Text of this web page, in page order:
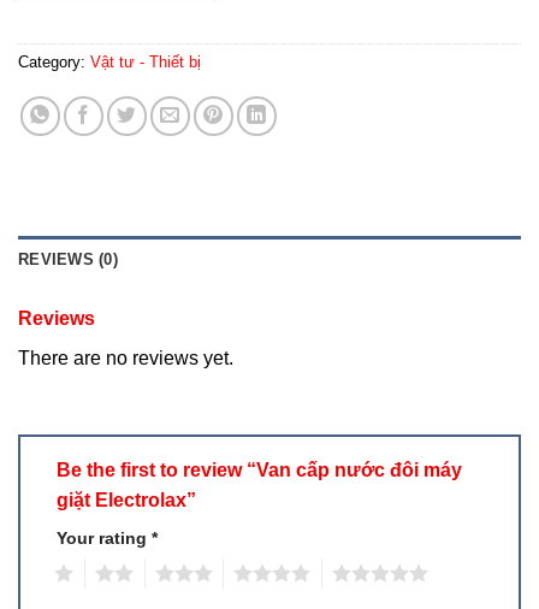
Category: Vật tư - Thiết bị
REVIEWS (0)
Reviews
There are no reviews yet.
Be the first to review “Van cấp nước đôi máy
giặt Electrolax”
Your rating *